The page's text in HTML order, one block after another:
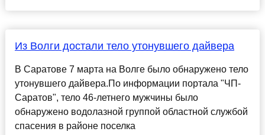
Из Волги достали тело утонувшего дайвера
В Саратове 7 марта на Волге было обнаружено тело
утонувшего дайвера.По информации портала "ЧП-
Саратов", тело 46-летнего мужчины было
обнаружено водолазной группой областной службой
спасения в районе поселка